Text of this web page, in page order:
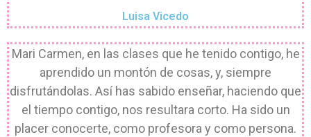
Luisa Vicedo
Mari Carmen, en las clases que he tenido contigo, he
aprendido un montón de cosas, y, siempre
disfrutándolas. Así has sabido enseñar, haciendo que
el tiempo contigo, nos resultara corto. Ha sido un
placer conocerte, como profesora y como persona.